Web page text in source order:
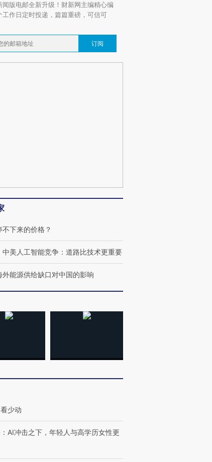
7万
3种
视线｜被称为“蟑螂”的印
视线｜“入侵”还是“人道危
链博
”接产
【特别呈现】寻找100种
CFO：不靠规模取胜，华
闻版电邮全新升级！财新网主编精心编
工作日定时投递，篇篇重磅，可信可
订阅
不下来的价格？
中美人工智能竞争：道路比技术更重要
外能源供给缺口对中国的影响
少动
： AI冲击之下，年轻人与高学历女性更